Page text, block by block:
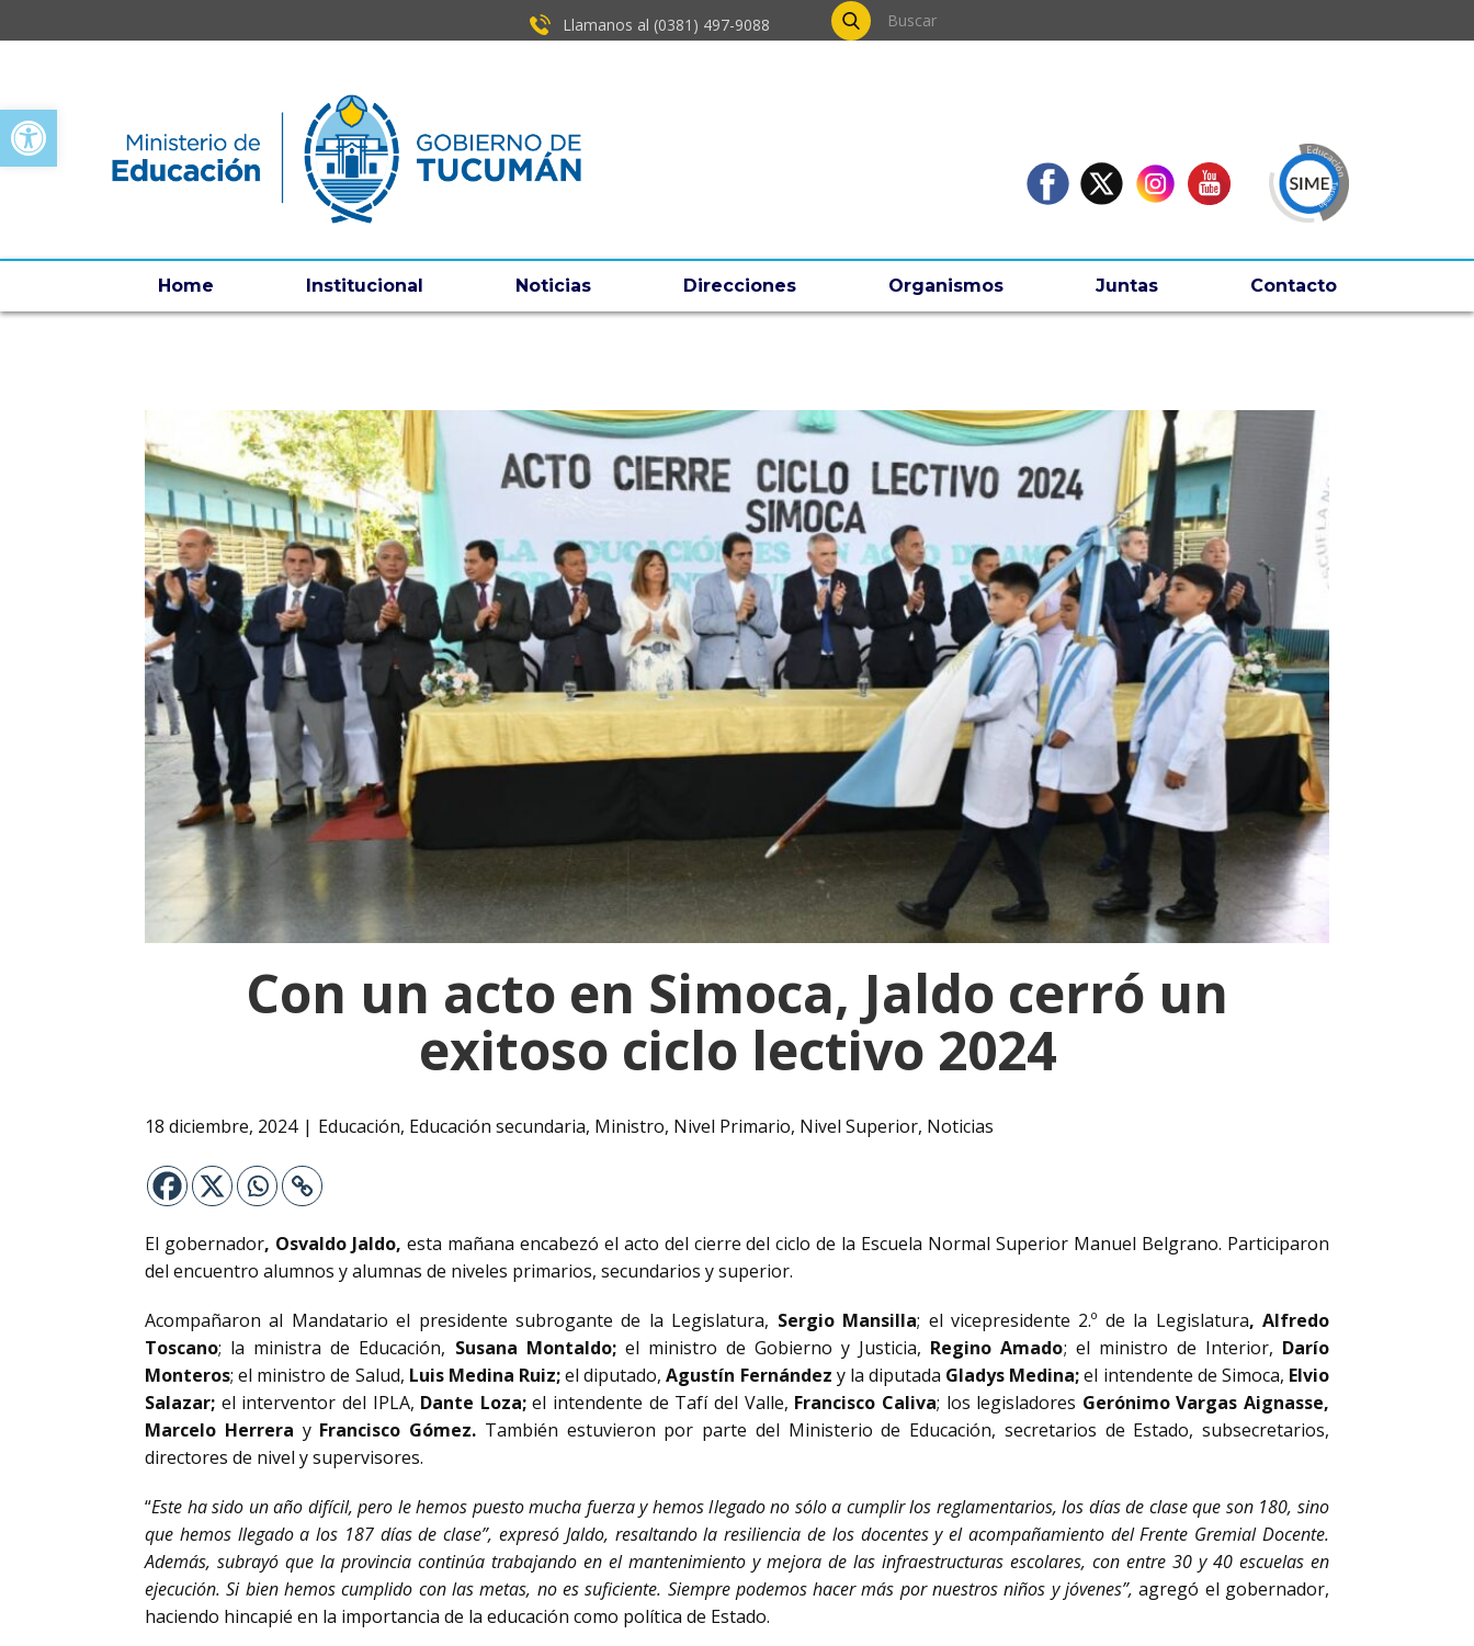
Open toolbar
Llamanos al (0381) ​497-9088
Home Institucional Noticias Direcciones Organismos Juntas Contacto
Con un acto en Simoca, Jaldo cerró un
exitoso ciclo lectivo 2024
18 diciembre, 2024 Educación, Educación secundaria, Ministro, Nivel Primario, Nivel Superior, Noticias
El gobernador, Osvaldo Jaldo, esta mañana encabezó el acto del cierre del ciclo de la Escuela Normal Superior Manuel Belgrano. Participaron
del encuentro alumnos y alumnas de niveles primarios, secundarios y superior.
Acompañaron al Mandatario el presidente subrogante de la Legislatura, Sergio Mansilla; el vicepresidente 2.º de la Legislatura, Alfredo
Toscano; la ministra de Educación, Susana Montaldo;el ministro de Gobierno y Justicia, Regino Amado; el ministro de Interior, Darío
Monteros; el ministro de Salud, Luis Medina Ruiz;el diputado,Agustín Fernández y la diputada Gladys Medina;el intendente de Simoca, Elvio
Salazar; el interventor del IPLA, Dante Loza;el intendente de Tafí del Valle, Francisco Caliva; los legisladores Gerónimo Vargas Aignasse,
Marcelo Herrera yFrancisco Gómez. También estuvieron por parte del Ministerio de Educación, secretarios de Estado, subsecretarios,
directores de nivel y supervisores.
“Este ha sido un año difícil, pero le hemos puesto mucha fuerza y hemos llegado no sólo a cumplir los reglamentarios, los días de clase que son 180, sino
que hemos llegado a los 187 días de clase”, expresó Jaldo, resaltando la resiliencia de los docentes y el acompañamiento del Frente Gremial Docente.
Además, subrayó que la provincia continúa trabajando en el mantenimiento y mejora de las infraestructuras escolares, con entre 30 y 40 escuelas en
ejecución. Si bien hemos cumplido con las metas, no es suficiente. Siempre podemos hacer más por nuestros niños y jóvenes”,agregó el gobernador,
haciendo hincapié en la importancia de la educación como política de Estado.